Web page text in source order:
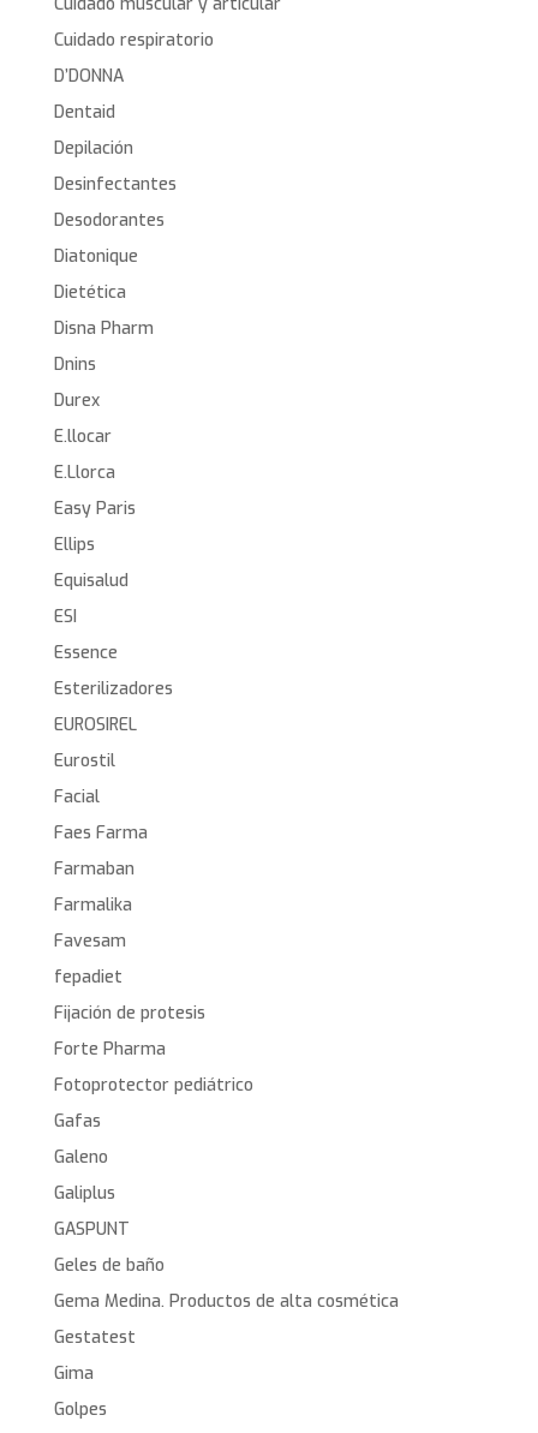
Cuidado respiratorio
D’DONNA
Dentaid
Depilación
Desinfectantes
Desodorantes
Diatonique
Dietética
Disna Pharm
Dnins
Durex
E.llocar
E.Llorca
Easy Paris
Ellips
Equisalud
ESI
Essence
Esterilizadores
EUROSIREL
Eurostil
Facial
Faes Farma
Farmaban
Farmalika
Favesam
fepadiet
Fijación de protesis
Forte Pharma
Fotoprotector pediátrico
Gafas
Galeno
Galiplus
GASPUNT
Geles de baño
Gema Medina. Productos de alta cosmética
Gestatest
Gima
Golpes